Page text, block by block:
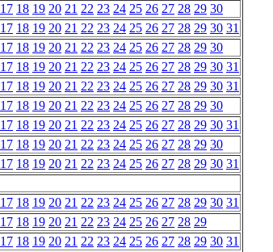
17 18 19 20 21 22 23 24 25 26 27 28 29 30
17 18 19 20 21 22 23 24 25 26 27 28 29 30 31
17 18 19 20 21 22 23 24 25 26 27 28 29 30
17 18 19 20 21 22 23 24 25 26 27 28 29 30 31
17 18 19 20 21 22 23 24 25 26 27 28 29 30 31
17 18 19 20 21 22 23 24 25 26 27 28 29 30
17 18 19 20 21 22 23 24 25 26 27 28 29 30 31
17 18 19 20 21 22 23 24 25 26 27 28 29 30
17 18 19 20 21 22 23 24 25 26 27 28 29 30 31
17 18 19 20 21 22 23 24 25 26 27 28 29 30 31
17 18 19 20 21 22 23 24 25 26 27 28 29
17 18 19 20 21 22 23 24 25 26 27 28 29 30 31